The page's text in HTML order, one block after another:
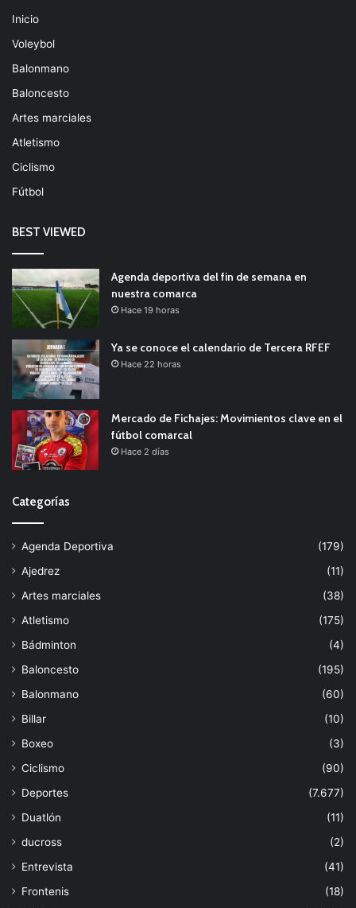
Inicio
Voleybol
Balonmano
Baloncesto
Artes marciales
Atletismo
Ciclismo
Fútbol
BEST VIEWED
Agenda deportiva del fin de semana en
nuestra comarca
Hace 19 horas
Ya se conoce el calendario de Tercera RFEF
Hace 22 horas
Mercado de Fichajes: Movimientos clave en el
fútbol comarcal
Hace 2 días
Categorías
Agenda Deportiva
(179)
Ajedrez
(11)
Artes marciales
(38)
Atletismo
(175)
Bádminton
(4)
Baloncesto
(195)
Balonmano
(60)
Billar
(10)
Boxeo
(3)
Ciclismo
(90)
Deportes
(7.677)
Duatlón
(11)
ducross
(2)
Entrevista
(41)
Frontenis
(18)